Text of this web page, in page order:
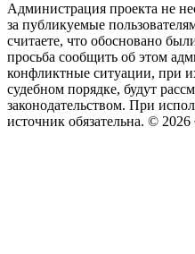
Администрация проекта не
за публикуемые
считаете, что обосновано
просьба сообщить об этом
конфликтные ситуации, при
судебном порядке, будут
законодательством. При
источник обязательна. © 2026